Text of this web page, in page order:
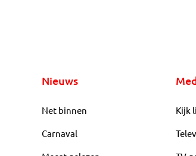
Nieuws
Net binnen
Carnaval
Kijk